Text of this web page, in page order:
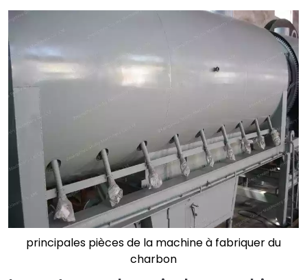
principales pièces de la machine à fabriquer du
charbon